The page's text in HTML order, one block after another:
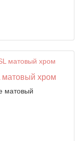
матовый хром
матовый